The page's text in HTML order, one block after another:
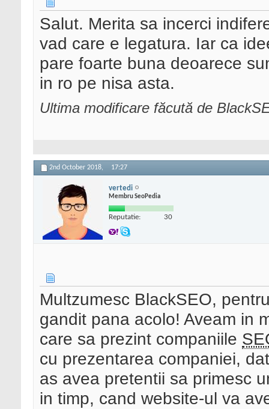
Salut. Merita sa incerci
vad care e legatura. Iar ca
pare foarte buna deoarece
in ro pe nisa asta.
Ultima modificare făcută de
2nd October 2018, 17:27
vertedi
Membru SeoPedia
Reputatie: 30
Multzumesc BlackSEO,
gandit pana acolo! Aveam in
care sa prezint companiile
cu prezentarea companiei,
as avea pretentii sa primesc
in timp, cand website-ul va